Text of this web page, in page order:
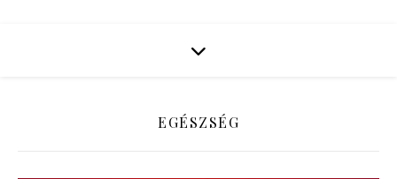
EGÉSZSÉG